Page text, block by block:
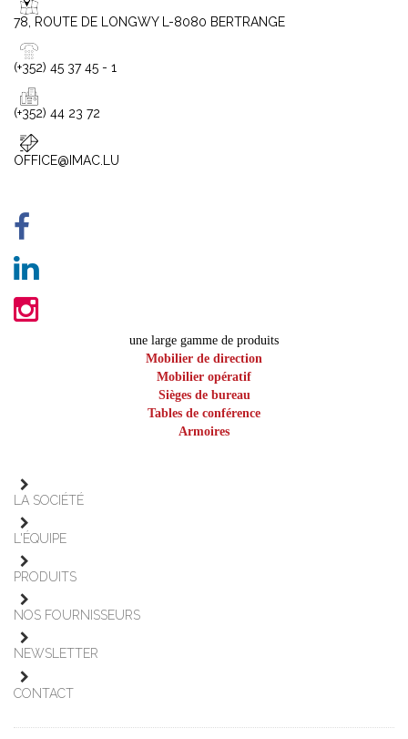
78, ROUTE DE LONGWY L-8080 BERTRANGE
(+352) 45 37 45 - 1
(+352) 44 23 72
OFFICE@IMAC.LU
une large gamme de produits
Mobilier de direction
Mobilier opératif
Sièges de bureau
Tables de conférence
Armoires
LA SOCIÉTÉ
L'ÉQUIPE
PRODUITS
NOS FOURNISSEURS
NEWSLETTER
CONTACT